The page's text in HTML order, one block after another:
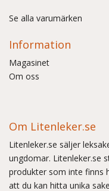
Se alla varumärken
Information
Magasinet
Om oss
Om Litenleker.se
Litenleker.se säljer
ungdomar. Litenleker.se
produkter som inte finns
att du kan hitta unika